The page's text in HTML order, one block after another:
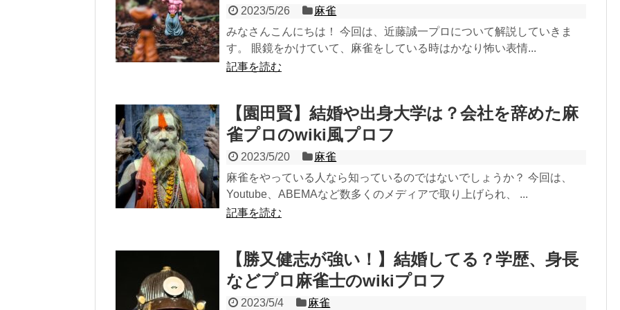
2023/5/26
麻雀
みなさんこんにちは！ 今回は、近藤誠一プロについて解説していきま
す。 眼鏡をかけていて、麻雀をしている時はかなり怖い表情...
記事を読む
【園田賢】結婚や出身大学は？会社を辞めた麻
雀プロのwiki風プロフ
2023/5/20
麻雀
麻雀をやっている人なら知っているのではないでしょうか？ 今回は、
Youtube、ABEMAなど数多くのメディアで取り上げられ、 ...
記事を読む
【勝又健志が強い！】結婚してる？学歴、身長
などプロ麻雀士のwikiプロフ
2023/5/4 麻雀